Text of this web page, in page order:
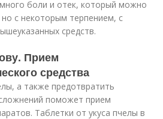
боли и отек, который можно
с некоторым терпением, с
средств.
Прием
средства
а также предотвратить
поможет прием
Таблетки от укуса пчелы в